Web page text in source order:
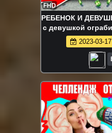
FHD
РЕБЕНОК И
с девушкой
ВИДЕО
2023-03-